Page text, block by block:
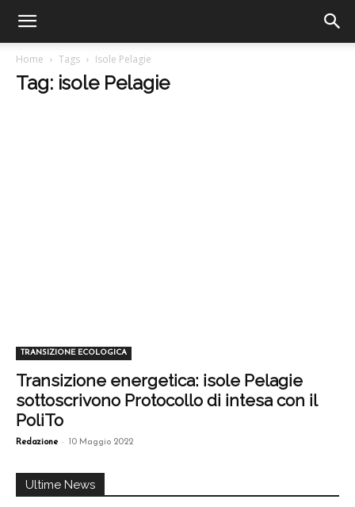
Home Tags Isole Pelagie
Tag: isole Pelagie
TRANSIZIONE ECOLOGICA
Transizione energetica: isole Pelagie
sottoscrivono Protocollo di intesa con il
PoliTo
Redazione - 10 Maggio 2022
Ultime News